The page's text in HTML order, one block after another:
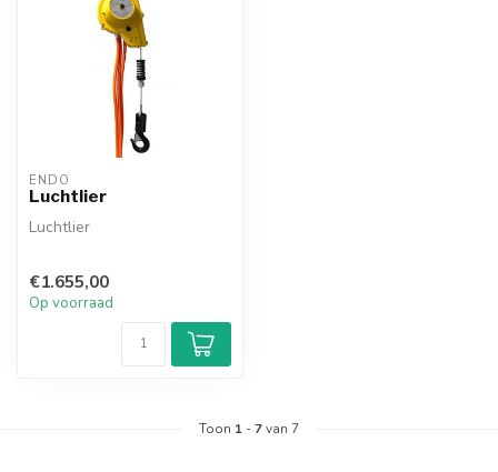
ENDO
Luchtlier
Luchtlier
€1.655,00
Op voorraad
Toon 1 -7van 7